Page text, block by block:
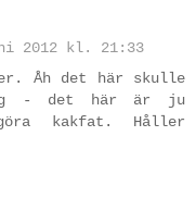
2012 kl. 21:33
Åh det här skulle
- det här är ju
kakfat. Håller